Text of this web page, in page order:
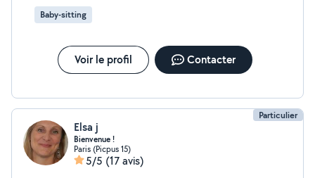
Baby-sitting
Voir le profil Contacter
Particulier
Elsa j
Bienvenue !
Paris (Picpus 15)
5/5 (17 avis)